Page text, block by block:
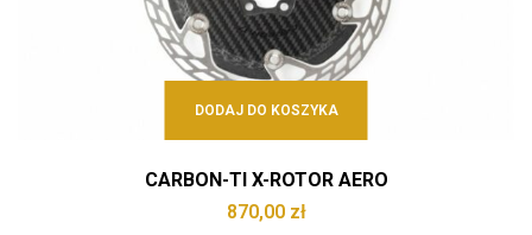
DODAJ DO KOSZYKA
CARBON-TI X-ROTOR AERO
870,00 zł